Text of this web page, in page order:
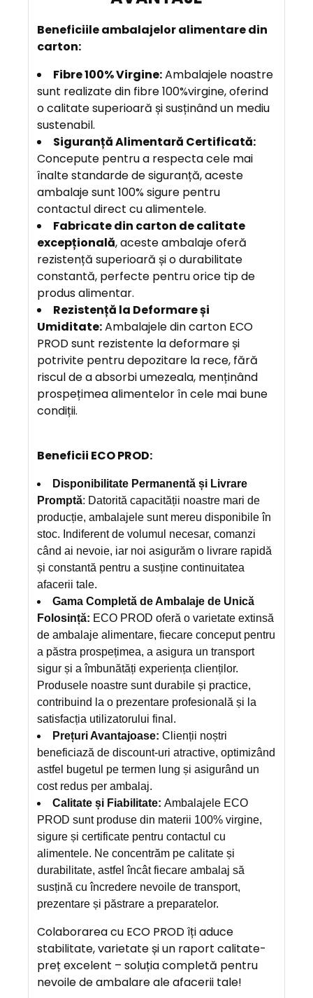
Beneficiile ambalajelor alimentare din
carton:
Fibre 100% Virgine:Ambalajele noastre
sunt realizate din fibre 100%virgine, oferind
o calitate superioară și susținând un mediu
sustenabil.
Siguranță Alimentară Certificată:
Concepute pentru a respecta cele mai
înalte standarde de siguranță, aceste
ambalaje sunt 100% sigure pentru
contactul direct cu alimentele.
Fabricate din carton de calitate
excepțională, aceste ambalaje oferă
rezistență superioară și o durabilitate
constantă, perfecte pentru orice tip de
produs alimentar.
Rezistență la Deformare și
Umiditate:Ambalajele din carton ECO
PROD sunt rezistente la deformare și
potrivite pentru depozitare la rece, fără
riscul de a absorbi umezeala, menținând
prospețimea alimentelor în cele mai bune
condiții.
Beneficii ECO PROD:
Disponibilitate Permanentă și Livrare
Promptă: Datorită capacității noastre mari de
producție, ambalajele sunt mereu disponibile în
stoc. Indiferent de volumul necesar, comanzi
când ai nevoie, iar noi asigurăm o livrare rapidă
și constantă pentru a susține continuitatea
afacerii tale.
Gama Completă de Ambalaje de Unică
Folosință: ECO PROD oferă o varietate extinsă
de ambalaje alimentare, fiecare conceput pentru
a păstra prospețimea, a asigura un transport
sigur și a îmbunătăți experiența clienților.
Produsele noastre sunt durabile și practice,
contribuind la o prezentare profesională și la
satisfacția utilizatorului final.
Prețuri Avantajoase: Clienții noștri
beneficiază de discount-uri atractive, optimizând
astfel bugetul pe termen lung și asigurând un
cost redus per ambalaj.
Calitate și Fiabilitate: Ambalajele ECO
PROD sunt produse din materii 100% virgine,
sigure și certificate pentru contactul cu
alimentele. Ne concentrăm pe calitate și
durabilitate, astfel încât fiecare ambalaj să
susțină cu încredere nevoile de transport,
prezentare și păstrare a preparatelor.
Colaborarea cu ECO PROD îți aduce
stabilitate, varietate și un raport calitate-
preț excelent – soluția completă pentru
nevoile de ambalare ale afacerii tale!